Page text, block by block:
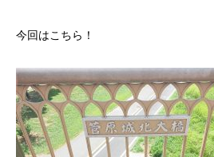
今回はこちら！